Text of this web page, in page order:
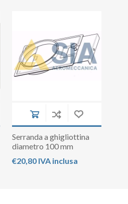
Serranda a ghigliottina
diametro 100 mm
€20,80 IVA inclusa